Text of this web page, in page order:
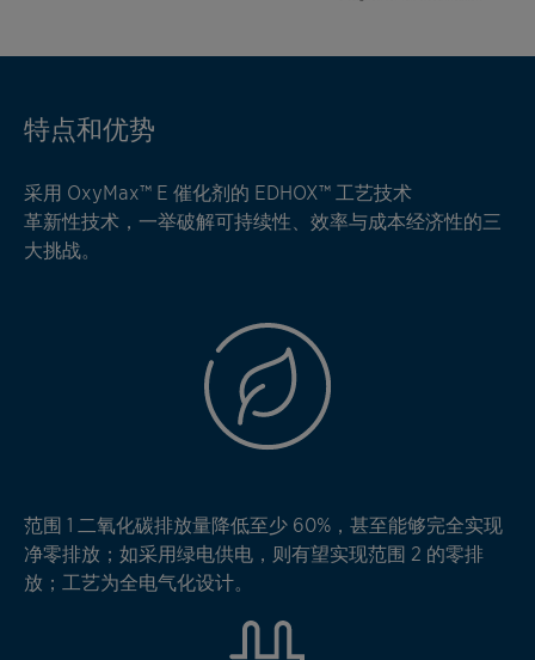
特点和优势
采用 OxyMax™ E 催化剂的 EDHOX™ 工艺技术
革新性技术，一举破解可持续性、效率与成本经济性的三
大挑战。
范围 1 二氧化碳排放量降低至少 60%，甚至能够完全实现
净零排放；如采用绿电供电，则有望实现范围 2 的零排
放；工艺为全电气化设计。